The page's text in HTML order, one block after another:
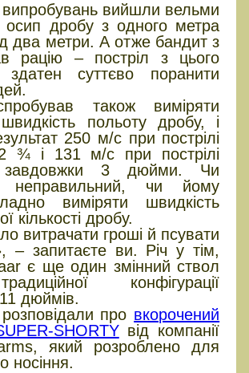
випробувань вийшли вельми
осип дробу з одного метра
два метри. А отже бандит з
рацію – постріл з цього
здатен суттєво поранити
також виміряти
польоту дробу, і
250 м/с при пострілі
¾ і 131 м/с при пострілі
завдовжки 3 дюйми. Чи
неправильний, чи йому
виміряти швидкість
кількості дробу.
витрачати гроші й псувати
– запитаєте ви. Річ у тім,
є ще один змінний ствол
конфігурації
дюймів.
про вкорочений
SHORTYвід компанії
який розроблено для
носіння.